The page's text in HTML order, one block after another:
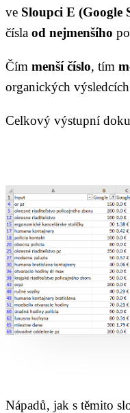
ve Sloupci E (Google
čísla od nejmenšího
Čím menší číslo, tím
organických
Celkový výstupní
Nápadů, jak s těmito